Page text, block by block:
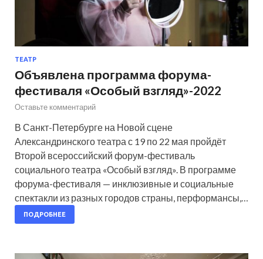
ТЕАТР
Объявлена программа форума-
фестиваля «Особый взгляд»-2022
Оставьте комментарий
В Санкт-Петербурге на Новой сцене
Александринского театра с 19 по 22 мая пройдёт
Второй всероссийский форум-фестиваль
социального театра «Особый взгляд». В программе
форума-фестиваля — инклюзивные и социальные
спектакли из разных городов страны, перформансы,…
ПОДРОБНЕЕ